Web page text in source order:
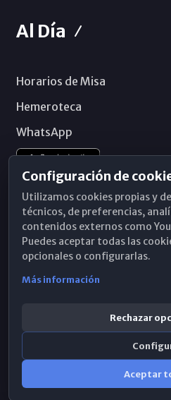
Al Día
Horarios de Misa
Hemeroteca
WhatsApp
Configuración de
Utilizamos cookies propias y
técnicos, de preferencias,
contenidos externos como
Puedes aceptar todas las
opcionales o configurarlas.
Más información
Rechazar
Aceptar